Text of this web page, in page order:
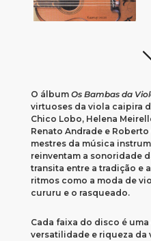
O álbum Os Bambas da
virtuoses da viola caipira
Chico Lobo, Helena
Renato Andrade e
mestres da música
reinventam a sonoridade
transita entre a tradição e
ritmos como a moda de
cururu e o rasqueado.
Cada faixa do disco é
versatilidade e riqueza da